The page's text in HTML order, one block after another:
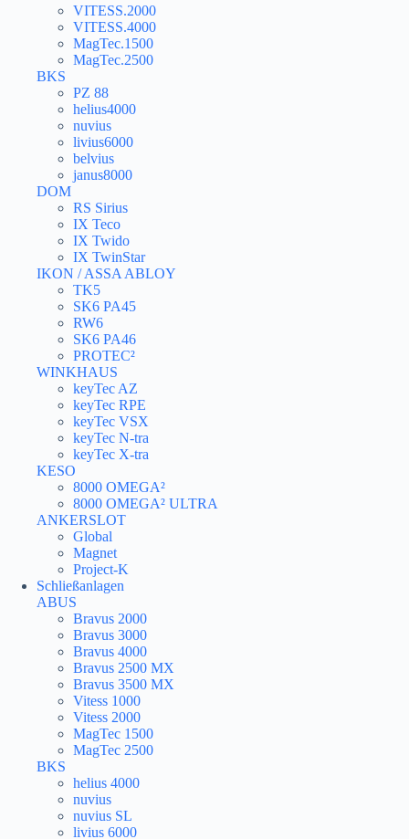
VITESS.2000
VITESS.4000
MagTec.1500
MagTec.2500
BKS
PZ 88
helius4000
nuvius
livius6000
belvius
janus8000
DOM
RS Sirius
IX Teco
IX Twido
IX TwinStar
IKON / ASSA ABLOY
TK5
SK6 PA45
RW6
SK6 PA46
PROTEC²
WINKHAUS
keyTec AZ
keyTec RPE
keyTec VSX
keyTec N-tra
keyTec X-tra
KESO
8000 OMEGA²
8000 OMEGA² ULTRA
ANKERSLOT
Global
Magnet
Project-K
Schließanlagen
ABUS
Bravus 2000
Bravus 3000
Bravus 4000
Bravus 2500 MX
Bravus 3500 MX
Vitess 1000
Vitess 2000
MagTec 1500
MagTec 2500
BKS
helius 4000
nuvius
nuvius SL
livius 6000